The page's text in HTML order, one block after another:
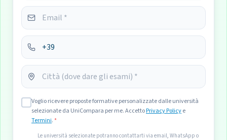
Voglio ricevere proposte formative personalizzate dalle università
selezionate da UniCompara per me. AccettoPrivacy Policye
Termini.*
Le università selezionate potranno contattarti via email, WhatsApp o